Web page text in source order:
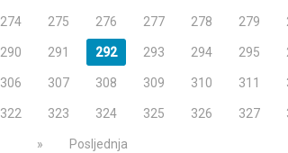
274 275 276 277 278 279
290 291 292 293 294 295
306 307 308 309 310 311
322 323 324 325 326 327
» Posljednja